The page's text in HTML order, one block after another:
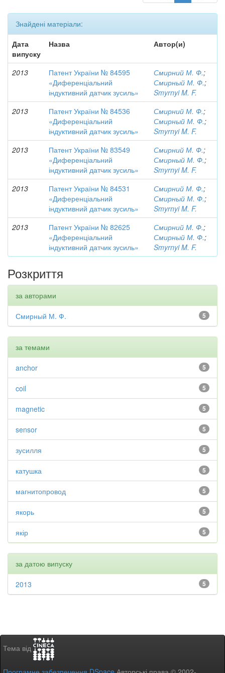
Знайдені матеріали:
Дата
випуску
Назва Автор(и)
2013
Патент України № 84595
«Диференціальний
індуктивний датчик зусиль»
Смирний М. Ф.;
Смирный М. Ф.;
Smyrnyi M. F.
2013
Патент України № 84536
«Диференціальний
індуктивний датчик зусиль»
Смирний М. Ф.;
Смирный М. Ф.;
Smyrnyi M. F.
2013
Патент України № 83549
«Диференціальний
індуктивний датчик зусиль»
Смирний М. Ф.;
Смирный М. Ф.;
Smyrnyi M. F.
2013
Патент України № 84531
«Диференціальний
індуктивний датчик зусиль»
Смирний М. Ф.;
Смирный М. Ф.;
Smyrnyi M. F.
2013
Патент України № 82625
«Диференціальний
індуктивний датчик зусиль»
Смирний М. Ф.;
Смирный М. Ф.;
Smyrnyi M. F.
Розкриття
за авторами
5
Смирный М. Ф.
за темами
5
anchor
5
coil
5
magnetic
5
sensor
5
зусилля
5
катушка
5
магнитопровод
5
якорь
5
якір
за датою випуску
5
2013
Тема від